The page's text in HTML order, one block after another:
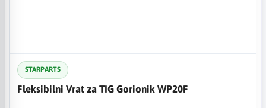
STARPARTS
Fleksibilni Vrat za TIG Gorionik WP20F